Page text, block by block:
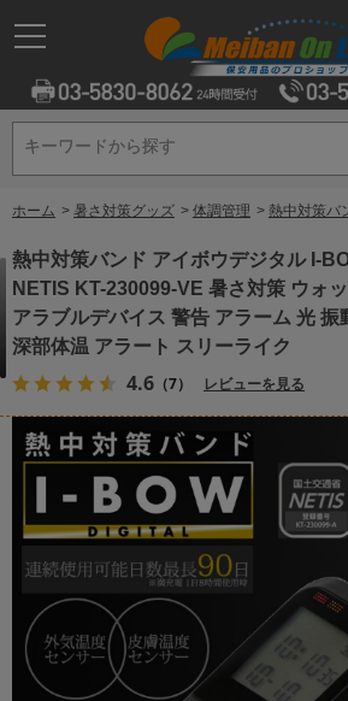
キーワードから探す
キーワードから探す
ホーム > 暑さ対策グッズ > 体調管理 > 熱中対策バ
熱中対策バンド アイボウデジタル I-
NETIS KT-230099-VE 暑さ対策 ウォ
アラブルデバイス 警告 アラーム 光 振
深部体温 アラート スリーライク
4.6 （7） レビューを見る